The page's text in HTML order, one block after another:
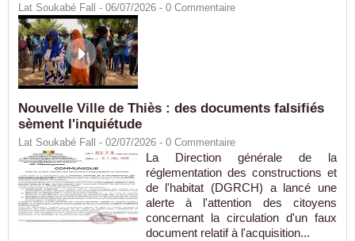
Lat Soukabé Fall - 06/07/2026 - 0 Commentaire
Nouvelle Ville de Thiès : des documents falsifiés
sèment l'inquiétude
Lat Soukabé Fall - 02/07/2026 - 0 Commentaire
La Direction générale de la
réglementation des constructions et
de l'habitat (DGRCH) a lancé une
alerte à l'attention des citoyens
concernant la circulation d'un faux
document relatif à l'acquisition...